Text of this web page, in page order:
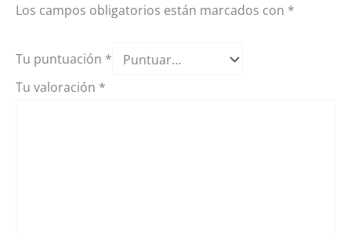
Los campos obligatorios están marcados con *
Tu puntuación *
Tu valoración *